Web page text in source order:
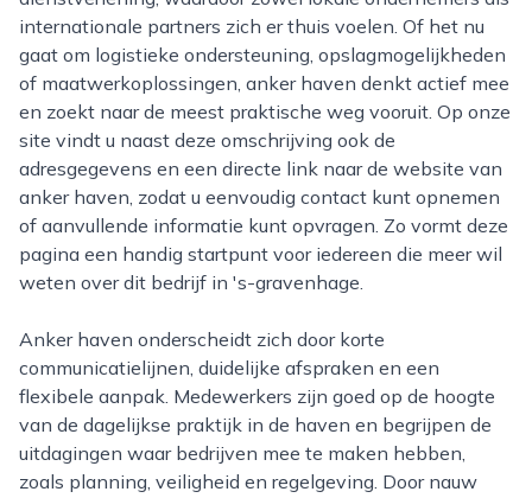
internationale partners zich er thuis voelen. Of het nu
gaat om logistieke ondersteuning, opslagmogelijkheden
of maatwerkoplossingen, anker haven denkt actief mee
en zoekt naar de meest praktische weg vooruit. Op onze
site vindt u naast deze omschrijving ook de
adresgegevens en een directe link naar de website van
anker haven, zodat u eenvoudig contact kunt opnemen
of aanvullende informatie kunt opvragen. Zo vormt deze
pagina een handig startpunt voor iedereen die meer wil
weten over dit bedrijf in 's-gravenhage.
Anker haven onderscheidt zich door korte
communicatielijnen, duidelijke afspraken en een
flexibele aanpak. Medewerkers zijn goed op de hoogte
van de dagelijkse praktijk in de haven en begrijpen de
uitdagingen waar bedrijven mee te maken hebben,
zoals planning, veiligheid en regelgeving. Door nauw